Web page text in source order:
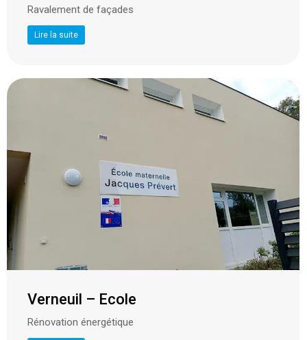
Ravalement de façades
Lire la suite
Verneuil – Ecole
Rénovation énergétique